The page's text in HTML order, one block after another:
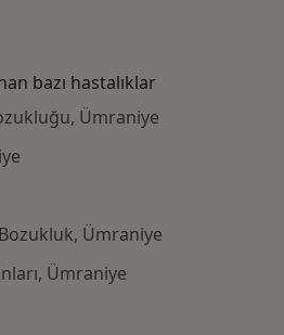
bazı hastalıklar
Ümraniye
Ümraniye
Ümraniye